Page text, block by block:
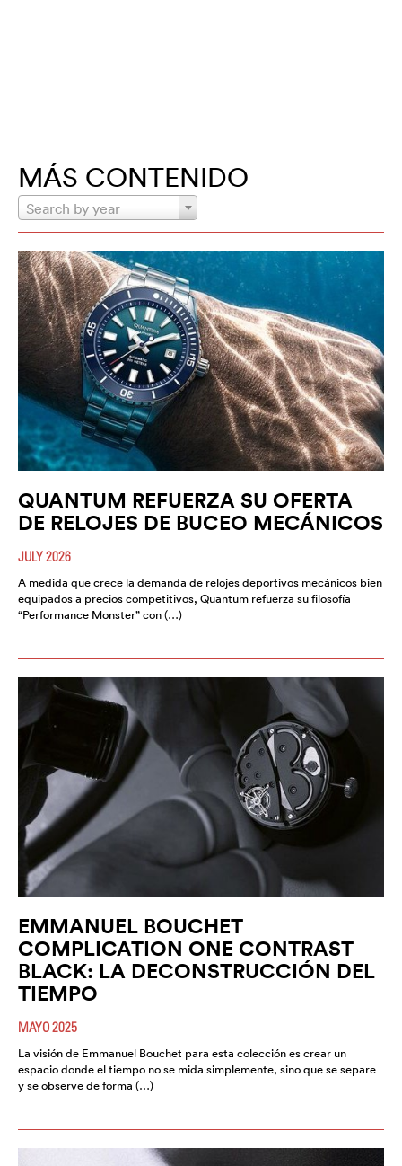
MÁS CONTENIDO
Search by year
QUANTUM REFUERZA SU OFERTA
DE RELOJES DE BUCEO MECÁNICOS
JULY 2026
A medida que crece la demanda de relojes deportivos mecánicos bien
equipados a precios competitivos, Quantum refuerza su filosofía
“Performance Monster” con (…)
EMMANUEL BOUCHET
COMPLICATION ONE CONTRAST
BLACK: LA DECONSTRUCCIÓN DEL
TIEMPO
MAYO 2025
La visión de Emmanuel Bouchet para esta colección es crear un
espacio donde el tiempo no se mida simplemente, sino que se separe
y se observe de forma (…)